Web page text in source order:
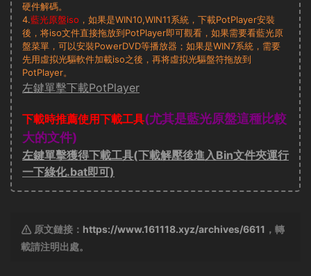
硬件解碼。
4.藍光原盤iso ，如果是WIN10,WIN11系統，下載PotPlayer安裝
後，将iso文件直接拖放到PotPlayer即可觀看，如果需要看藍光原
盤菜單，可以安裝PowerDVD等播放器；如果是WIN7系統，需要
先用虛拟光驅軟件加載iso之後，再将虛拟光驅盤符拖放到
PotPlayer。
左鍵單擊下載PotPlayer
下載時推薦使用下載工具(尤其是藍光原盤這種比較
大的文件)
左鍵單擊獲得下載工具(下載解壓後進入Bin文件夾運行
一下綠化.bat即可)
原文鏈接： https://www.161118.xyz/archives/6611 ，轉
載請注明出處。